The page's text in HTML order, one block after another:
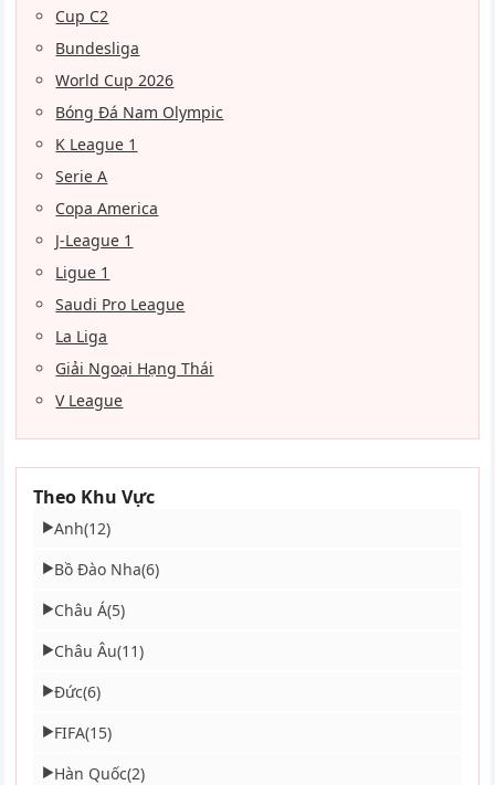
Cup C2
Bundesliga
World Cup 2026
Bóng Đá Nam Olympic
K League 1
Serie A
Copa America
J-League 1
Ligue 1
Saudi Pro League
La Liga
Giải Ngoại Hạng Thái
V League
Theo Khu Vực
▶Anh(12)
▶Bồ Đào Nha(6)
▶Châu Á(5)
▶Châu Âu(11)
▶Đức(6)
▶FIFA(15)
▶Hàn Quốc(2)